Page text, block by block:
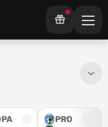
PRO